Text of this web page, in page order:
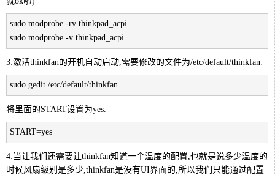
sudo modprobe -rv thinkpad_acpi
sudo modprobe -v thinkpad_acpi
3:激活thinkfan的开机自动启动,需要修改的文件为/etc/default/thinkfan.
sudo gedit /etc/default/thinkfan
将里面的START设置为yes.
START=yes
4:当让我们还需要让thinkfan知道一个温度的配置,也就是说多少温度的
时候风扇级别是多少,thinkfan是没有UI界面的,所以我们只能通过配置